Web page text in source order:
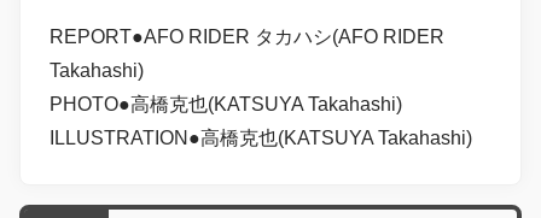
REPORT●AFO RIDER タカハシ(AFO RIDER
Takahashi)
PHOTO●高橋克也(KATSUYA Takahashi)
ILLUSTRATION●高橋克也(KATSUYA Takahashi)